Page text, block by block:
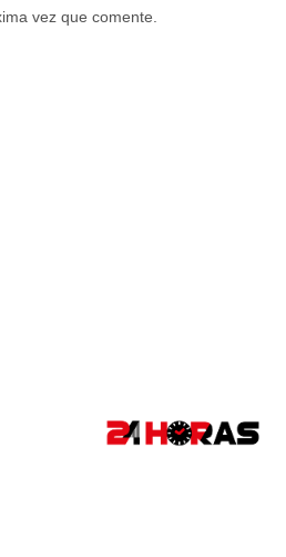
vez que comente.